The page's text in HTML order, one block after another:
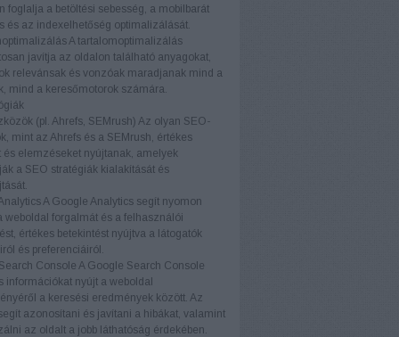
foglalja a betöltési sebesség, a mobilbarát
és az indexelhetőség optimalizálását.
A tartalomoptimalizálás
javítja az oldalon található anyagokat,
relevánsak és vonzóak maradjanak mind a
mind a keresőmotorok számára.
(pl. Ahrefs, SEMrush) Az olyan SEO-
mint az Ahrefs és a SEMrush, értékes
és elemzéseket nyújtanak, amelyek
a SEO stratégiák kialakítását és
A Google Analytics segít nyomon
weboldal forgalmát és a felhasználói
értékes betekintést nyújtva a látogatók
és preferenciáiról.
Console A Google Search Console
információkat nyújt a weboldal
a keresési eredmények között. Az
azonosítani és javítani a hibákat, valamint
az oldalt a jobb láthatóság érdekében.